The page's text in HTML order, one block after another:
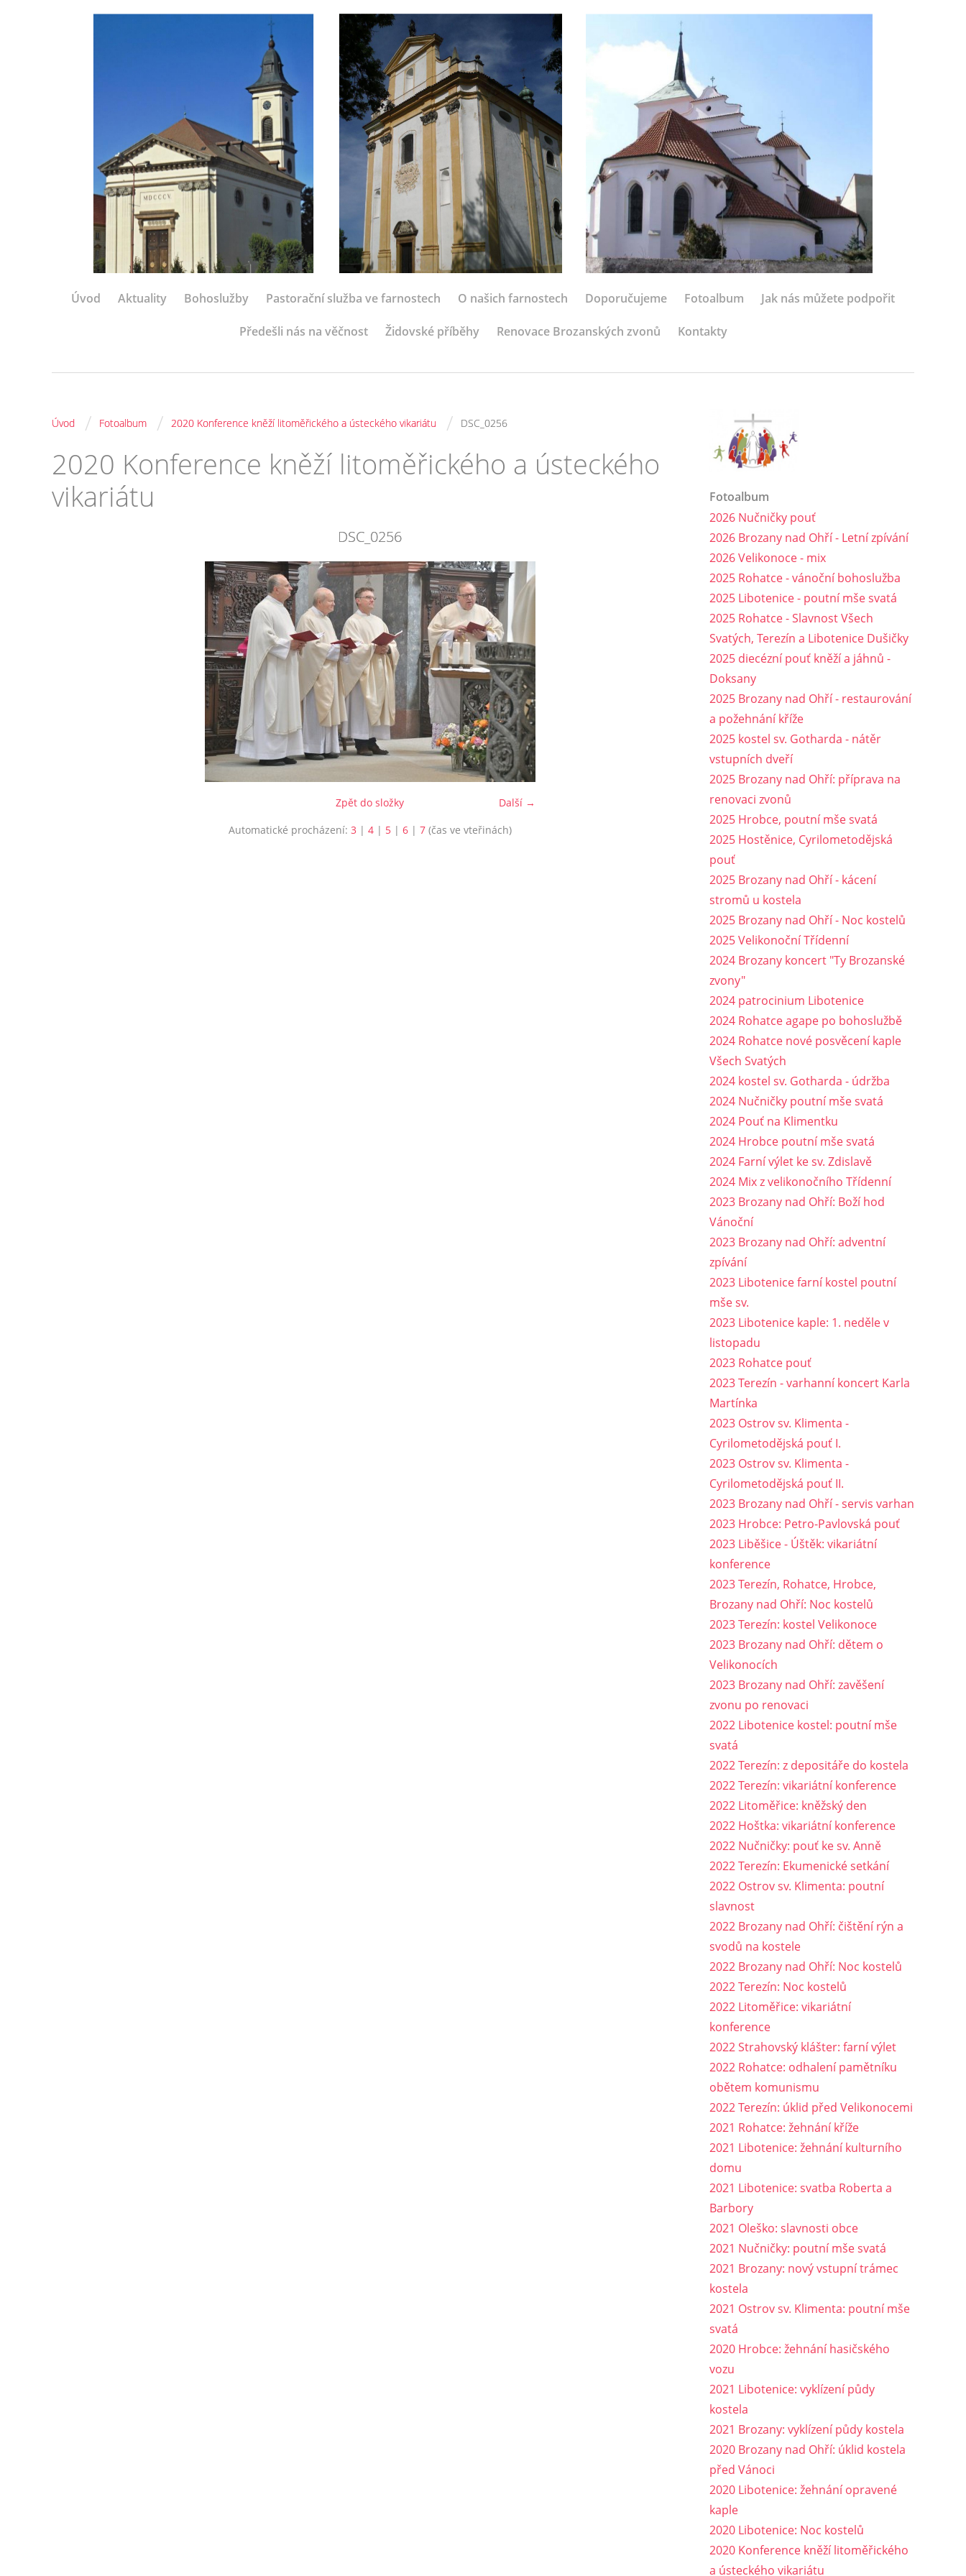
Úvod Aktuality Bohoslužby Pastorační služba ve farnostech O našich farnostech Doporučujeme Fotoalbum Jak nás můžete podpořit
Předešli nás na věčnost Židovské příběhy Renovace Brozanských zvonů Kontakty
Úvod / Fotoalbum / 2020 Konference kněží litoměřického a ústeckého vikariátu / DSC_0256
2020 Konference kněží litoměřického a ústeckého
vikariátu
DSC_0256
Další →
Zpět do složky
Automatické procházení: 3 | 4| 5| 6| 7(čas ve vteřinách)
Fotoalbum
2026 Nučničky pouť
2026 Brozany nad Ohří - Letní zpívání
2026 Velikonoce - mix
2025 Rohatce - vánoční bohoslužba
2025 Libotenice - poutní mše svatá
2025 Rohatce - Slavnost Všech
Svatých, Terezín a Libotenice Dušičky
2025 diecézní pouť kněží a jáhnů -
Doksany
2025 Brozany nad Ohří - restaurování
a požehnání kříže
2025 kostel sv. Gotharda - nátěr
vstupních dveří
2025 Brozany nad Ohří: příprava na
renovaci zvonů
2025 Hrobce, poutní mše svatá
2025 Hostěnice, Cyrilometodějská
pouť
2025 Brozany nad Ohří - kácení
stromů u kostela
2025 Brozany nad Ohří - Noc kostelů
2025 Velikonoční Třídenní
2024 Brozany koncert "Ty Brozanské
zvony"
2024 patrocinium Libotenice
2024 Rohatce agape po bohoslužbě
2024 Rohatce nové posvěcení kaple
Všech Svatých
2024 kostel sv. Gotharda - údržba
2024 Nučničky poutní mše svatá
2024 Pouť na Klimentku
2024 Hrobce poutní mše svatá
2024 Farní výlet ke sv. Zdislavě
2024 Mix z velikonočního Třídenní
2023 Brozany nad Ohří: Boží hod
Vánoční
2023 Brozany nad Ohří: adventní
zpívání
2023 Libotenice farní kostel poutní
mše sv.
2023 Libotenice kaple: 1. neděle v
listopadu
2023 Rohatce pouť
2023 Terezín - varhanní koncert Karla
Martínka
2023 Ostrov sv. Klimenta -
Cyrilometodějská pouť I.
2023 Ostrov sv. Klimenta -
Cyrilometodějská pouť II.
2023 Brozany nad Ohří - servis varhan
2023 Hrobce: Petro-Pavlovská pouť
2023 Liběšice - Úštěk: vikariátní
konference
2023 Terezín, Rohatce, Hrobce,
Brozany nad Ohří: Noc kostelů
2023 Terezín: kostel Velikonoce
2023 Brozany nad Ohří: dětem o
Velikonocích
2023 Brozany nad Ohří: zavěšení
zvonu po renovaci
2022 Libotenice kostel: poutní mše
svatá
2022 Terezín: z depositáře do kostela
2022 Terezín: vikariátní konference
2022 Litoměřice: kněžský den
2022 Hoštka: vikariátní konference
2022 Nučničky: pouť ke sv. Anně
2022 Terezín: Ekumenické setkání
2022 Ostrov sv. Klimenta: poutní
slavnost
2022 Brozany nad Ohří: čištění rýn a
svodů na kostele
2022 Brozany nad Ohří: Noc kostelů
2022 Terezín: Noc kostelů
2022 Litoměřice: vikariátní
konference
2022 Strahovský klášter: farní výlet
2022 Rohatce: odhalení pamětníku
obětem komunismu
2022 Terezín: úklid před Velikonocemi
2021 Rohatce: žehnání kříže
2021 Libotenice: žehnání kulturního
domu
2021 Libotenice: svatba Roberta a
Barbory
2021 Oleško: slavnosti obce
2021 Nučničky: poutní mše svatá
2021 Brozany: nový vstupní trámec
kostela
2021 Ostrov sv. Klimenta: poutní mše
svatá
2020 Hrobce: žehnání hasičského
vozu
2021 Libotenice: vyklízení půdy
kostela
2021 Brozany: vyklízení půdy kostela
2020 Brozany nad Ohří: úklid kostela
před Vánoci
2020 Libotenice: žehnání opravené
kaple
2020 Libotenice: Noc kostelů
2020 Konference kněží litoměřického
a ústeckého vikariátu